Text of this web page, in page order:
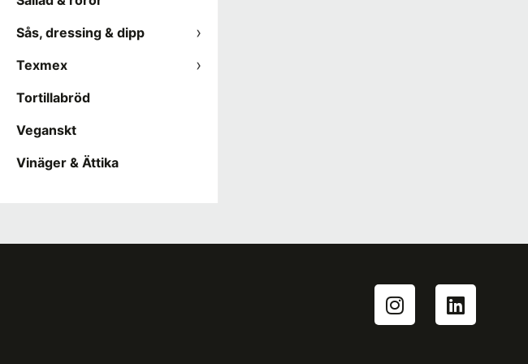
Sås, dressing & dipp
Texmex
Tortillabröd
Veganskt
Vinäger & Ättika